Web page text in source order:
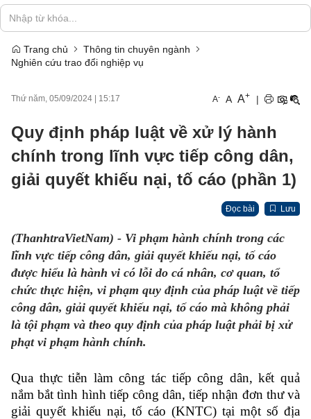
Trang chủ
Thông tin chuyên ngành
Nghiên cứu trao đổi nghiệp vụ
Thứ năm, 05/09/2024 15:17 A- A A+ |
Quy định pháp luật về xử lý hành
chính trong lĩnh vực tiếp công dân,
giải quyết khiếu nại, tố cáo (phần 1)
Đọc bài Lưu
(ThanhtraVietNam) - Vi phạm hành chính trong các
lĩnh vực tiếp công dân, giải quyết khiếu nại, tố cáo
được hiểu là hành vi có lỗi do cá nhân, cơ quan, tổ
chức thực hiện, vi phạm quy định của pháp luật về tiếp
công dân, giải quyết khiếu nại, tố cáo mà không phải
là tội phạm và theo quy định của pháp luật phải bị xử
phạt vi phạm hành chính.
Qua thực tiễn làm công tác tiếp công dân, kết quả
nắm bắt tình hình tiếp công dân, tiếp nhận đơn thư và
giải quyết khiếu nại, tố cáo (KNTC) tại một số địa